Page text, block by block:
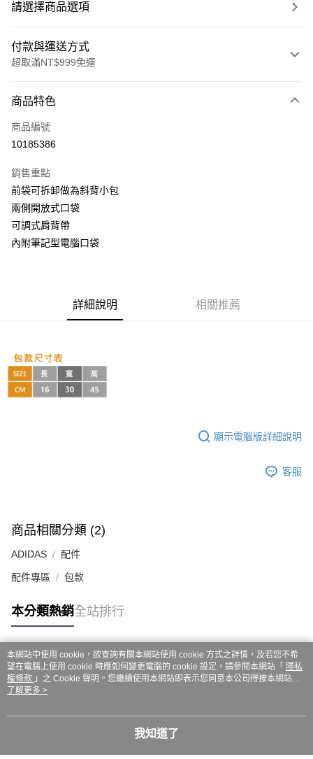
請選擇商品選項
付款與運送方式
超取滿NT$999免運
信用卡一次付款
超商取貨付款
Apple Pay
街口支付
悠遊付
【關於「AFTEE先享後付」】
AFTEE先享後付是「在收到商品之後才付款」的支付方式。 讓您購物簡單
３．安心：先確認商品／服務後，再付款。
【「AFTEE先享後付」結帳流程】
１．於結帳方式選擇「AFTEE先享後付」後，將跳轉至「AFTEE先享後付」
３．收到繳費通知簡訊後14天內，點擊此簡訊中的連結，可透過四大超商／
購買商品的店家。未經商家同意取消之訂單仍視為有效，需透過AFTEE先享
客戶支援中心」https://netprotections.freshdesk.com/support/home
【注意事項】
１．透過由恩沛科技股份有限公司提供之「AFTEE先享後付」服務完成之交
易，需依本服務之必要範圍內提供個人資料，並將交易相關給付款項請求債
https://aftee.tw/terms/#terms3
３．未成年的使用者請事先徵得法定代理人或監護人之同意方可使用
「AFTEE先享後付」，若未經同意申辦者引起之損失，本公司不負相關責
任。
４．使用「AFTEE先享後付」時，將依據個別帳號之用戶狀況，依本公司即
時審查核予不同之上限額度；若仍有額度不足之情形，本公司將視審查結果
請求用戶進行身份認證。
全家取貨付款
每筆NT$60，滿NT$999(含以上)免運費
商品特色
商品編號
10185386
銷售重點
前袋可拆卸做為斜背小包
兩側開放式口袋
可調式肩背帶
內附筆記型電腦口袋
詳細說明 相關推薦
顯示電腦版詳細說明
客服
商品相關分類 (2)
ADIDAS 配件
配件專區 包款
本分類熱銷全站排行
熱門標籤
本網站中使用 cookie，欲查詢有關本網站使用 cookie 方式之詳情，及若您不希
望在電腦上使用 cookie 時應如何變更電腦的 cookie 設定，請參閱本網站「 隱私
權條款 」之 Cookie 聲明。您繼續使用本網站即表示您同意本公司得按本網站使
用條款之 Cookie 聲明使用 cookie。
了解更多 >
我知道了